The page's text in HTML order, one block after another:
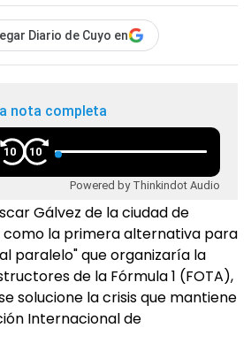
Diario de Cuyo en
nota completa
10 10
Powered by Thinkindot Audio
Gálvez de la ciudad de
como la primera alternativa para
paralelo" que organizaría la
de la Fórmula 1 (FOTA),
solucione la crisis que mantiene
Internacional de